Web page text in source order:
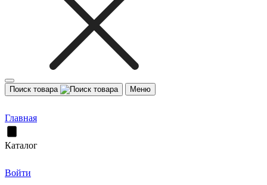
Поиск товара Меню
Главная
Каталог
Войти